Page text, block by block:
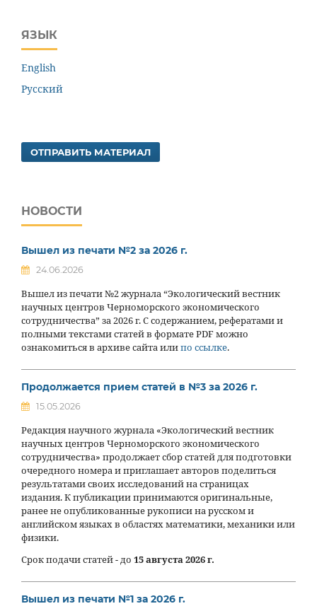
ЯЗЫК
English
Русский
ОТПРАВИТЬ МАТЕРИАЛ
НОВОСТИ
Вышел из печати №2 за 2026 г.
24.06.2026
Вышел из печати №2 журнала “Экологический вестник
научных центров Черноморского экономического
сотрудничества” за 2026 г. С содержанием, рефератами и
полными текстами статей в формате PDF можно
ознакомиться в архиве сайта илипо ссылке.
Продолжается прием статей в №3 за 2026 г.
15.05.2026
Редакция научного журнала «Экологический вестник
научных центров Черноморского экономического
сотрудничества» продолжает сбор статей для подготовки
очередного номера и приглашает авторов поделиться
результатами своих исследований на страницах
издания. К публикации принимаются оригинальные,
ранее не опубликованные рукописи на русском и
английском языках в областях математики, механики или
физики.
Срок подачи статей - до 15 августа 2026 г.
Вышел из печати №1 за 2026 г.